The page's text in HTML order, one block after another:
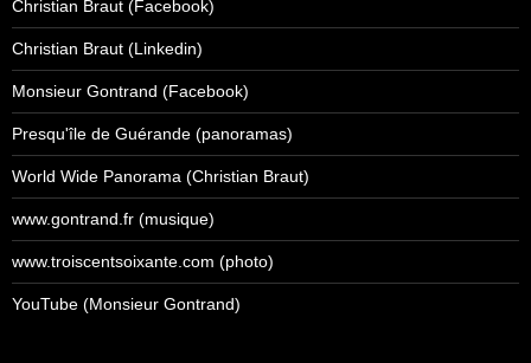
Christian Braut (Facebook)
Christian Braut (Linkedin)
Monsieur Gontrand (Facebook)
Presqu'île de Guérande (panoramas)
World Wide Panorama (Christian Braut)
www.gontrand.fr (musique)
www.troiscentsoixante.com (photo)
YouTube (Monsieur Gontrand)